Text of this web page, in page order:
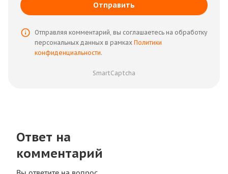
Отправляя комментарий, вы соглашаетесь на обработку
персональных данных в рамках Политики
конфиденциальности.
Отправить
SmartCaptcha
Ответ на
комментарий